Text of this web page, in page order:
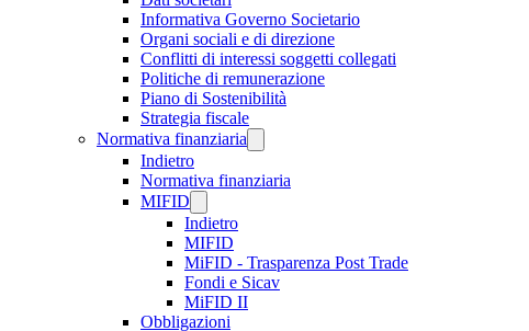
Informativa Governo Societario
Organi sociali e di direzione
Conflitti di interessi soggetti collegati
Politiche di remunerazione
Piano di Sostenibilità
Strategia fiscale
Normativa finanziaria
Indietro
Normativa finanziaria
MIFID
Indietro
MIFID
MiFID - Trasparenza Post Trade
Fondi e Sicav
MiFID II
Obbligazioni